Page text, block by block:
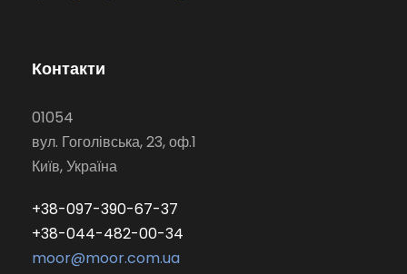
Контакти
01054
вул. Гоголівська, 23, оф.1
Київ, Україна
+38-097-390-67-37
+38-044-482-00-34
moor@moor.com.ua